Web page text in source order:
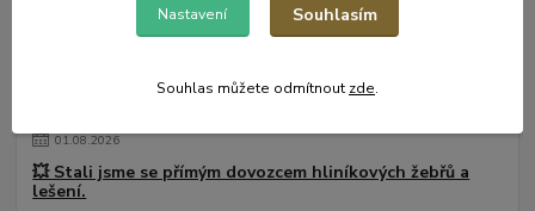
01.08.2026
💥 Stali jsme se přímým dovozcem hliníkových žebřů a
lešení.
Nastavení Souhlasím
Souhlas můžete odmítnout zde.